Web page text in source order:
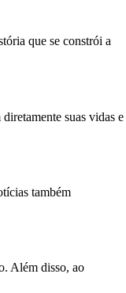
que se constrói a
suas vidas e
também
Além disso, ao